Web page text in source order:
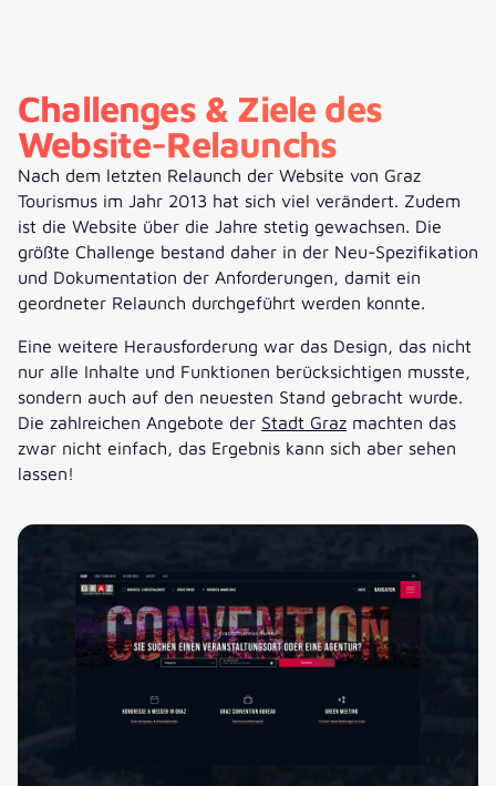
Challenges & Ziele des
Website-Relaunchs
Nach dem letzten Relaunch der Website von Graz
Tourismus im Jahr 2013 hat sich viel verändert. Zudem
ist die Website über die Jahre stetig gewachsen. Die
größte Challenge bestand daher in der Neu-Spezifikation
und Dokumentation der Anforderungen, damit ein
geordneter Relaunch durchgeführt werden konnte.
Eine weitere Herausforderung war das Design, das nicht
nur alle Inhalte und Funktionen berücksichtigen musste,
sondern auch auf den neuesten Stand gebracht wurde.
Die zahlreichen Angebote der Stadt Graz machten das
zwar nicht einfach, das Ergebnis kann sich aber sehen
lassen!